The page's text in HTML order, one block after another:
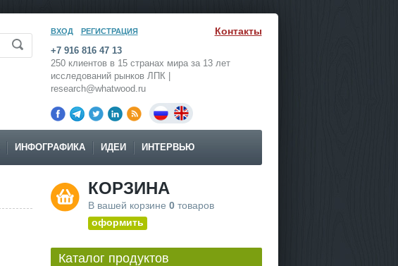
ВХОД РЕГИСТРАЦИЯ Контакты
+7 916 816 47 13
250 клиентов в 15 странах мира за 13 лет
исследований рынков ЛПК |
research@whatwood.ru
ИНФОГРАФИКА ИДЕИ ИНТЕРВЬЮ
КОРЗИНА
В вашей корзине 0товаров
оформить
Каталог продуктов